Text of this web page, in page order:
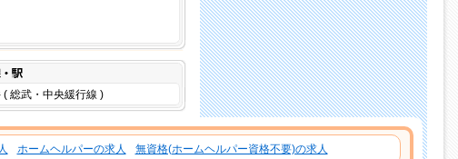
( 総武・中央緩行線 )
ホームヘルパーの求人 無資格(ホームヘルパー資格不要)の求人